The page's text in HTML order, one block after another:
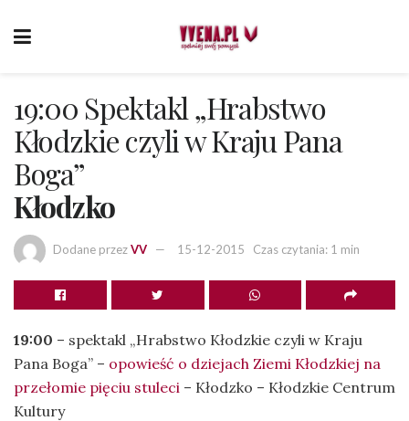
19:00 Spektakl „Hrabstwo
Kłodzkie czyli w Kraju Pana
Boga”
Kłodzko
Dodane przezVV 15-12-2015 Czas czytania: 1 min
19:00 – spektakl „Hrabstwo Kłodzkie czyli w Kraju
Pana Boga” – opowieść o dziejach Ziemi Kłodzkiej na
przełomie pięciu stuleci – Kłodzko – Kłodzkie Centrum
Kultury